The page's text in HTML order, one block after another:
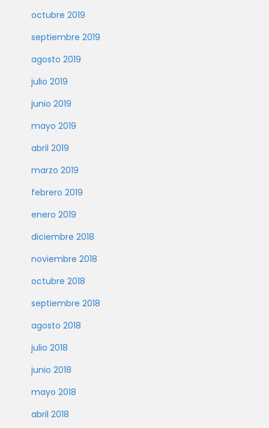
octubre 2019
septiembre 2019
agosto 2019
julio 2019
junio 2019
mayo 2019
abril 2019
marzo 2019
febrero 2019
enero 2019
diciembre 2018
noviembre 2018
octubre 2018
septiembre 2018
agosto 2018
julio 2018
junio 2018
mayo 2018
abril 2018